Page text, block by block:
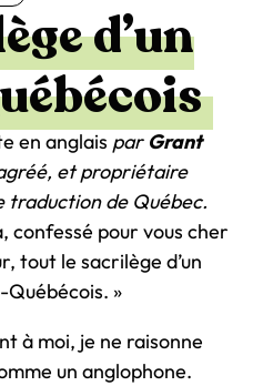
d’un
en anglais par Grant
et propriétaire
traduction de Québec.
confessé pour vous cher
tout le sacrilège d’un
»
à moi, je ne raisonne
un anglophone.